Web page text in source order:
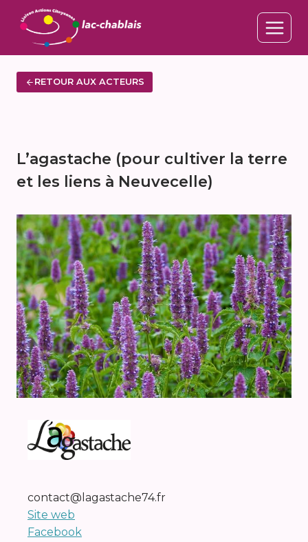
contenu
RETOUR AUX ACTEURS
L’agastache (pour cultiver la terre
et les liens à Neuvecelle)
contact@lagastache74.fr
Site web
Facebook